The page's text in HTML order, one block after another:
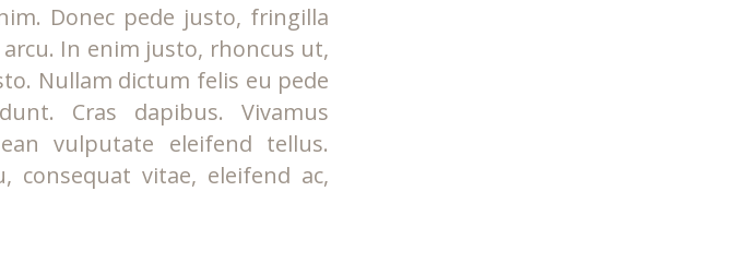
Donec pede justo, fringilla
In enim justo, rhoncus ut,
Nullam dictum felis eu pede
Cras dapibus. Vivamus
vulputate eleifend tellus.
consequat vitae, eleifend ac,